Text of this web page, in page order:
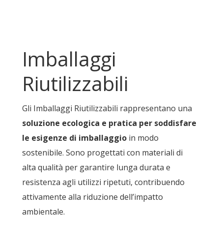
Imballaggi
Riutilizzabili
Gli Imballaggi Riutilizzabili rappresentano una
soluzione ecologica e pratica per soddisfare
le esigenze di imballaggioin modo
sostenibile. Sono progettati con materiali di
alta qualità per garantire lunga durata e
resistenza agli utilizzi ripetuti, contribuendo
attivamente alla riduzione dell’impatto
ambientale.